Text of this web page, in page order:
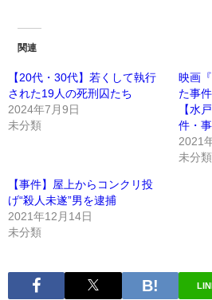
関連
【20代・30代】若くして執行
された19人の死刑囚たち
2024年7月9日
未分類
映画
た事
【水
件・
2021
未分類
【事件】屋上からコンクリ投
げ“殺人未遂”男を逮捕
2021年12月14日
未分類